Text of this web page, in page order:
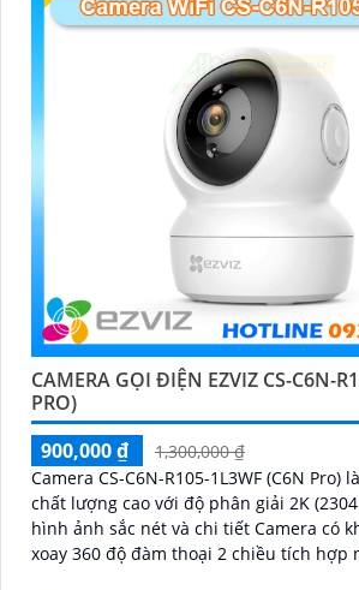
CAMERA GỌI ĐIỆN EZVIZ CS-C6N-
PRO)
900,000 ₫
1,300,000 ₫
Camera CS-C6N-R105-1L3WF (C6N
chất lượng cao với độ phân giải 2K
hình ảnh sắc nét và chi tiết Camera có
xoay 360 độ đàm thoại 2 chiều tích hợp